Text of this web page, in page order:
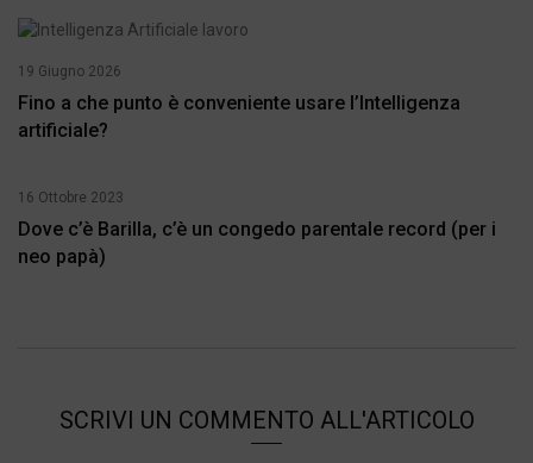
19 Giugno 2026
Fino a che punto è conveniente usare l’Intelligenza
artificiale?
16 Ottobre 2023
Dove c’è Barilla, c’è un congedo parentale record (per i
neo papà)
SCRIVI UN COMMENTO ALL'ARTICOLO